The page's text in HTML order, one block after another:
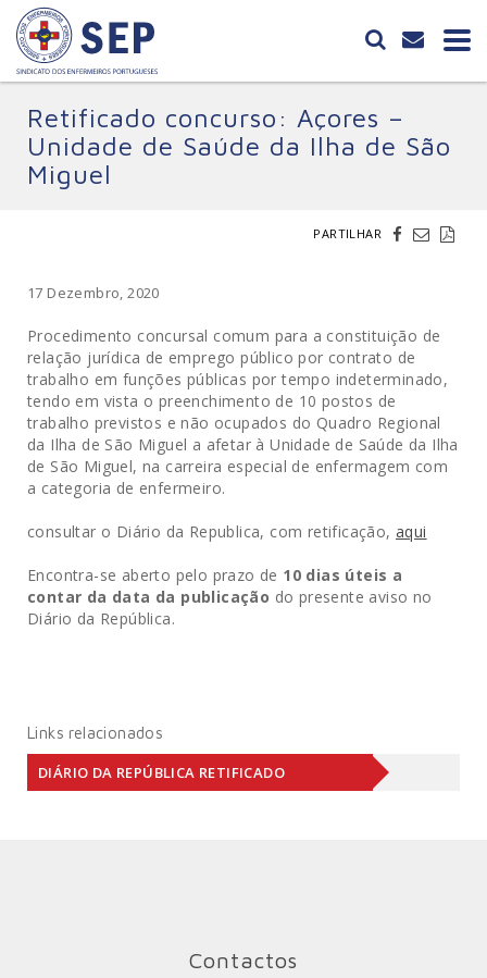
Retificado concurso: Açores –
Unidade de Saúde da Ilha de São
Miguel
PARTILHAR
17 Dezembro, 2020
Procedimento concursal comum para a constituição de
relação jurídica de emprego público por contrato de
trabalho em funções públicas por tempo indeterminado,
tendo em vista o preenchimento de 10 postos de
trabalho previstos e não ocupados do Quadro Regional
da Ilha de São Miguel a afetar à Unidade de Saúde da Ilha
de São Miguel, na carreira especial de enfermagem com
a categoria de enfermeiro.
consultar o Diário da Republica, com retificação, aqui
Encontra-se aberto pelo prazo de 10 dias úteis a
contar da data da publicação do presente aviso no
Diário da República.
Links relacionados
DIÁRIO DA REPÚBLICA RETIFICADO
Contactos